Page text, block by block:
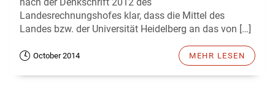
Landesrechnungshofes klar, dass die Mittel des
Landes bzw. der Universität Heidelberg an das von […]
October 2014 MEHR LESEN